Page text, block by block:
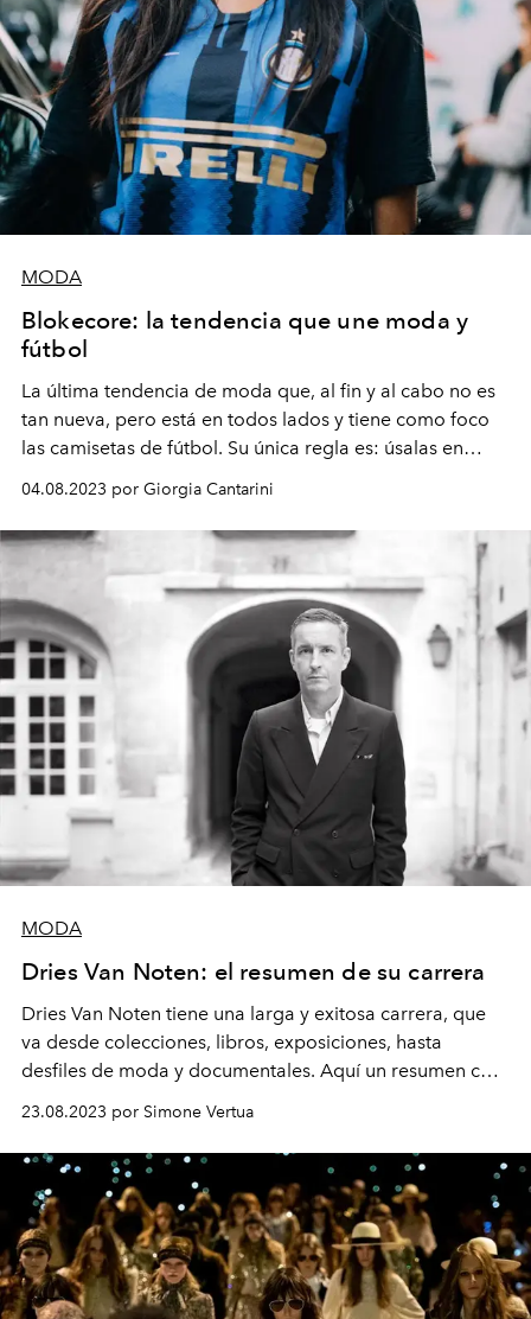
MODA
Blokecore: la tendencia que une moda y
fútbol
La última tendencia de moda que, al fin y al cabo no es
tan nueva, pero está en todos lados y tiene como foco
las camisetas de fútbol. Su única regla es: úsalas en
04.08.2023 por Giorgia Cantarini
MODA
Dries Van Noten: el resumen de su carrera
Dries Van Noten tiene una larga y exitosa carrera, que
va desde colecciones, libros, exposiciones, hasta
desfiles de moda y documentales. Aquí un resumen con
23.08.2023 por Simone Vertua